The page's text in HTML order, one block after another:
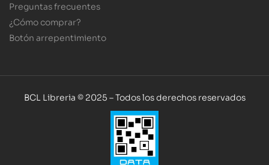
Preguntas frecuentes
¿Cómo comprar?
Botón arrepentimiento
BCL Libreria © 2025 – Todos los derechos reservados